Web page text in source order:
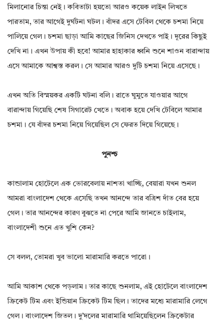
মিলানোর চিন্তা নেই। কবিতাটা হয়তো আরও কয়েক লাইন লিখতে
পারতাম, তার আগেই দুর্ঘটনা ঘটল। বাঁদর এসে টেবিল থেকে চশমা নিয়ে
পালিয়ে গেল। চশমা ছাড়া আমি কাছের জিনিস দেখতে পাই। দূরের কিছুই
দেখি না। এখন উপায় কী হবে! আমার হাহাকার ধ্বনি শুনে শাওন বারান্দায়
এসে আমাকে আশ্বস্ত করল। সে আমার আরও দুটি চশমা নিয়ে এসেছে।
এখন অতি বিস্ময়কর একটি ঘটনা বলি। রাতে ঘুমুতে যাওয়ার আগে
বারান্দায় গিয়েছি শেষ সিগারেট খেতে। অবাক হয়ে দেখি টেবিলে আমার
চশমা। যে বাঁদর চশমা নিয়ে গিয়েছিল সে ফেরত দিয়ে গিয়েছে।
পুনশ্চ
কান্ডালাম হোটেলে এক ভোরবেলায় নাশতা খাচ্ছি, বেয়ারা যখন শুনল
আমরা বাংলাদেশ থেকে এসেছি তখন আনন্দে তার বত্রিশ দাঁত বের হয়ে
গেল। তার আনন্দের কারণ বুঝতে না পেরে আমি জানতে চাইলাম,
বাংলাদেশী শুনে এত খুশি কেন?
সে বলল, তোমরা খুব ভালো মারামারি করতে পারো।
আমি আকাশ থেকে পড়লাম। তার কাছে শুনলাম, এই হোটেলে বাংলাদেশ
ক্রিকেট টিম এবং ইন্ডিয়ান ক্রিকেট টিম ছিল। তাদের মধ্যে মারামারি লেগে
গেল। বাংলাদেশ জিতল। দু’দলের মারামারি থামিয়েছিলেন ক্রিকেটার